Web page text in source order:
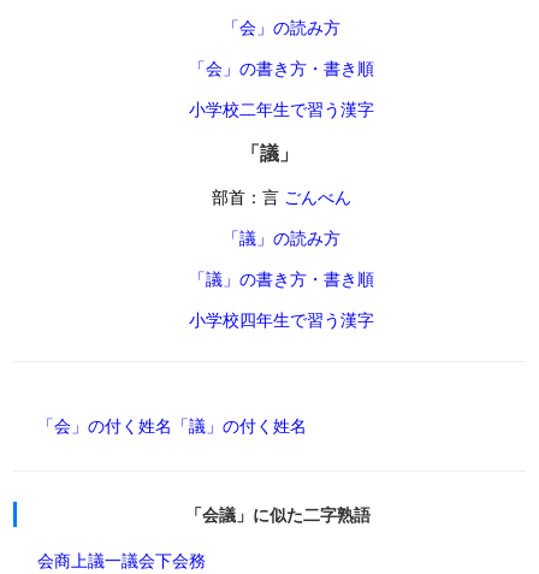
「会」の読み方
「会」の書き方・書き順
小学校二年生で習う漢字
「議」
部首：言 ごんべん
「議」の読み方
「議」の書き方・書き順
小学校四年生で習う漢字
「会」の付く姓名 「議」の付く姓名
「会議」に似た二字熟語
会商上議一議会下会務